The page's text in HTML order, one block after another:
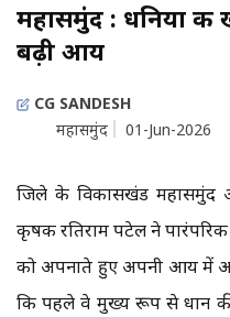
महासमुंद : धनिया की
बढ़ी आय
CG SANDESH
महासमुंद
01-Jun-2026
जिले के विकासखंड महासमुंद
कृषक रतिराम पटेल ने
को अपनाते हुए अपनी आय में
कि पहले वे मुख्य रूप से धान